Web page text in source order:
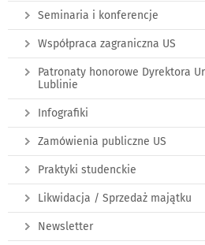
Seminaria i konferencje
Współpraca zagraniczna US
Patronaty honorowe Dyrektora
Lublinie
Infografiki
Zamówienia publiczne US
Praktyki studenckie
Likwidacja / Sprzedaż majątku
Newsletter